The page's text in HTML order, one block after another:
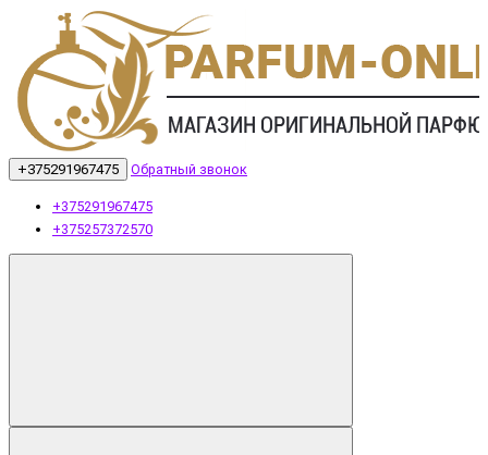
+375291967475 Обратный звонок
+375291967475
+375257372570